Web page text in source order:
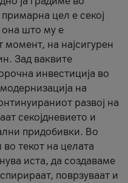
цел е секој
она што му е
момент, на најсигурен
Зад ваквите
инвестиција во
на
развој на
секојдневието и
придобивки. Во
текот на целата
иста, да создаваме
поврзуваат и